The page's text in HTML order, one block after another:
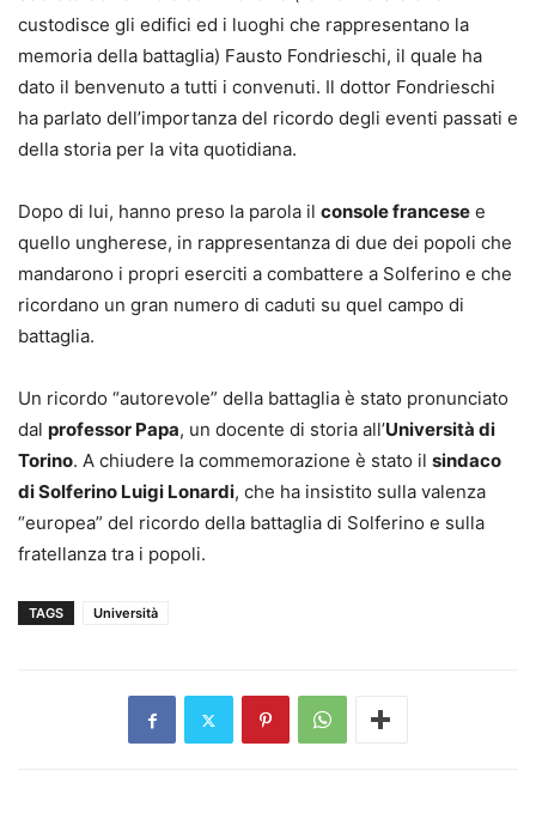
custodisce gli edifici ed i luoghi che rappresentano la
memoria della battaglia) Fausto Fondrieschi, il quale ha
dato il benvenuto a tutti i convenuti. Il dottor Fondrieschi
ha parlato dell’importanza del ricordo degli eventi passati e
della storia per la vita quotidiana.
Dopo di lui, hanno preso la parola il console francese e
quello ungherese, in rappresentanza di due dei popoli che
mandarono i propri eserciti a combattere a Solferino e che
ricordano un gran numero di caduti su quel campo di
battaglia.
Un ricordo “autorevole” della battaglia è stato pronunciato
dal professor Papa, un docente di storia all’Università di
Torino. A chiudere la commemorazione è stato il sindaco
di Solferino Luigi Lonardi, che ha insistito sulla valenza
“europea” del ricordo della battaglia di Solferino e sulla
fratellanza tra i popoli.
TAGS Università